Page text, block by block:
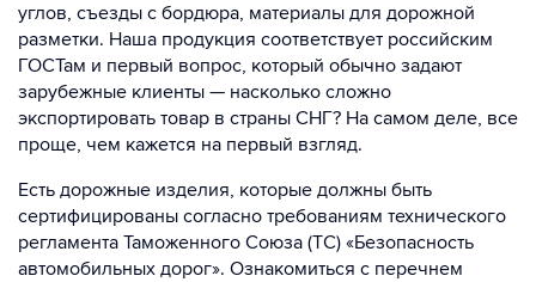
углов, съезды с бордюра, материалы для дорожной
разметки. Наша продукция соответствует российским
ГОСТам и первый вопрос, который обычно задают
зарубежные клиенты — насколько сложно
экспортировать товар в страны СНГ? На самом деле, все
проще, чем кажется на первый взгляд.
Есть дорожные изделия, которые должны быть
сертифицированы согласно требованиям технического
регламента Таможенного Союза (ТС) «Безопасность
автомобильных дорог». Ознакомиться с перечнем